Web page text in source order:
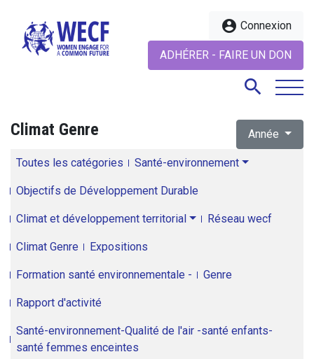
account_circle Connexion
ADHÉRER - FAIRE UN DON
search
Climat Genre Année
Toutes les catégories Santé-environnement
Objectifs de Développement Durable
Climat et développement territorial Réseau wecf
Climat Genre Expositions
Formation santé environnementale - Genre
Rapport d'activité
Santé-environnement-Qualité de l'air -santé enfants-
santé femmes enceintes